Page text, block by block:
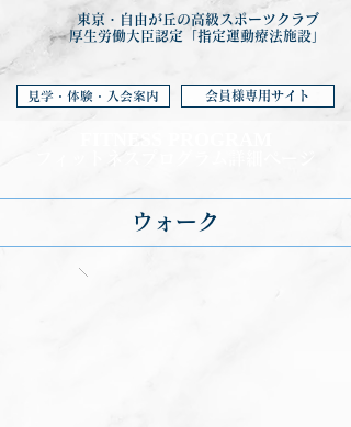
東京・自由が丘の高級スポーツクラブ
厚生労働大臣認定「指定運動療法施設」
見学・体験・入会案内 会員様専用サイト
ウォーク